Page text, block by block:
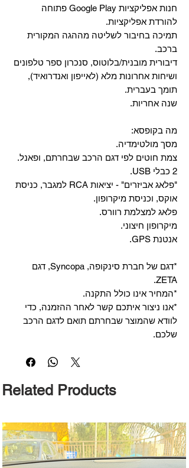
‏חנות אפליקציות Google Play פתוחה
להורדת אפליקציות.
‏תמיכה בחיבור לשליטה מההגה המקורית
ברכב.
‏דיבורית מובנית/בלוטוס, ‏סנכרון ספר טלפונים
ושיחות אחרונות מלא (לאייפון ואנדרואיד),
תומך בעברית.
שנה אחריות.
מה בקופסא:
מסך מולטימדיה.
צמת חוטים לפי דגם הרכב שבחרתם, ופאנל.
2 כבלי USB.
"פלאג אביזרים" - יציאות RCA למגבר, כניסת
אוקס, וכניסת מיקרופון.
פלאג למצלמת רוורס.
מיקרופון חיצוני.
אנטנת GPS.
*דגם של חברת סינקופה, Syncopa, דגם
ZETA.
*המחיר אינו כולל התקנה.
*אנו ניצור איתכם קשר לאחר ההזמנה, כדי
לוודא שהמוצר שבחרתם תואם לדגם הרכב
שלכם.
Related Products